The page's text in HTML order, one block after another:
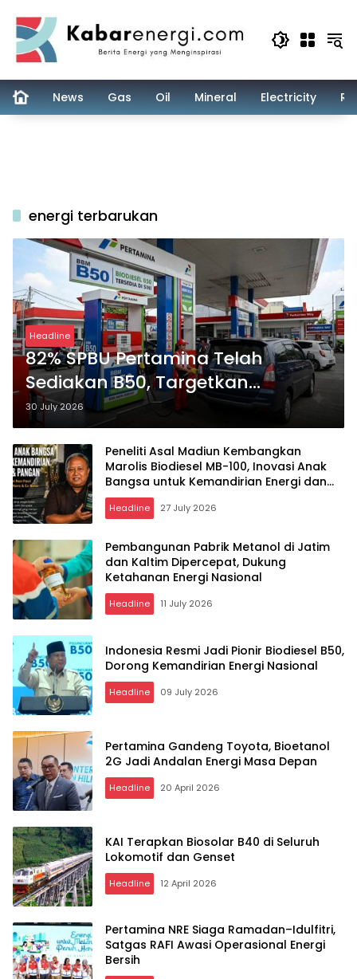
content
News Gas Oil Mineral Electricity
energi terbarukan
Headline
82% SPBU Pertamina Telah
Sediakan B50, Targetkan
Rampung Total September 2026
30 July 2026
Peneliti Asal Madiun Kembangkan
Marolis Biodiesel MB-100, Inovasi Anak
Bangsa untuk Kemandirian Energi dan
Pangan
Headline 27 July 2026
Pembangunan Pabrik Metanol di Jatim
dan Kaltim Dipercepat, Dukung
Ketahanan Energi Nasional
Headline 11 July 2026
Indonesia Resmi Jadi Pionir Biodiesel B50,
Dorong Kemandirian Energi Nasional
Headline 09 July 2026
Pertamina Gandeng Toyota, Bioetanol
2G Jadi Andalan Energi Masa Depan
Headline 20 April 2026
KAI Terapkan Biosolar B40 di Seluruh
Lokomotif dan Genset
Headline 12 April 2026
Pertamina NRE Siaga Ramadan–Idulfitri,
Satgas RAFI Awasi Operasional Energi
Bersih